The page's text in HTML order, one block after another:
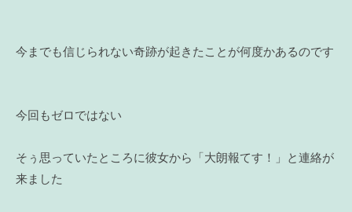
今までも信じられない奇跡が起きたことが何度かあるのです
今回もゼロではない
そぅ思っていたところに彼女から「大朗報てす！」と連絡が
来ました